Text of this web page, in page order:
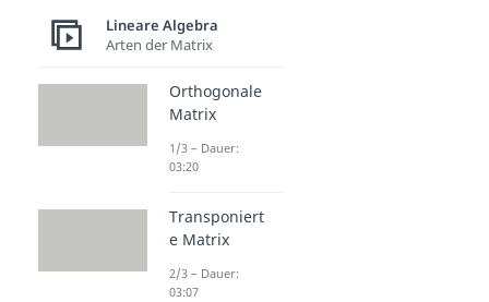
Lineare Algebra
Arten der Matrix
Orthogonale
Matrix
1/3 – Dauer:
03:20
Transponiert
e Matrix
2/3 – Dauer:
03:07